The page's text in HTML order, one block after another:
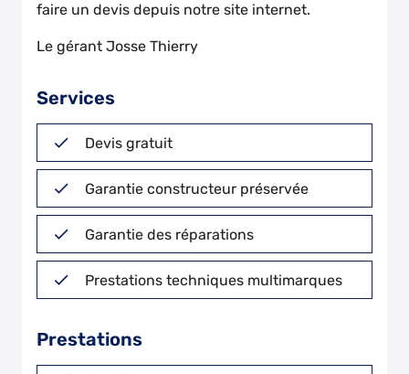
faire un devis depuis notre site internet.
Le gérant Josse Thierry
Services
Devis gratuit
Garantie constructeur préservée
Garantie des réparations
Prestations techniques multimarques
Prestations